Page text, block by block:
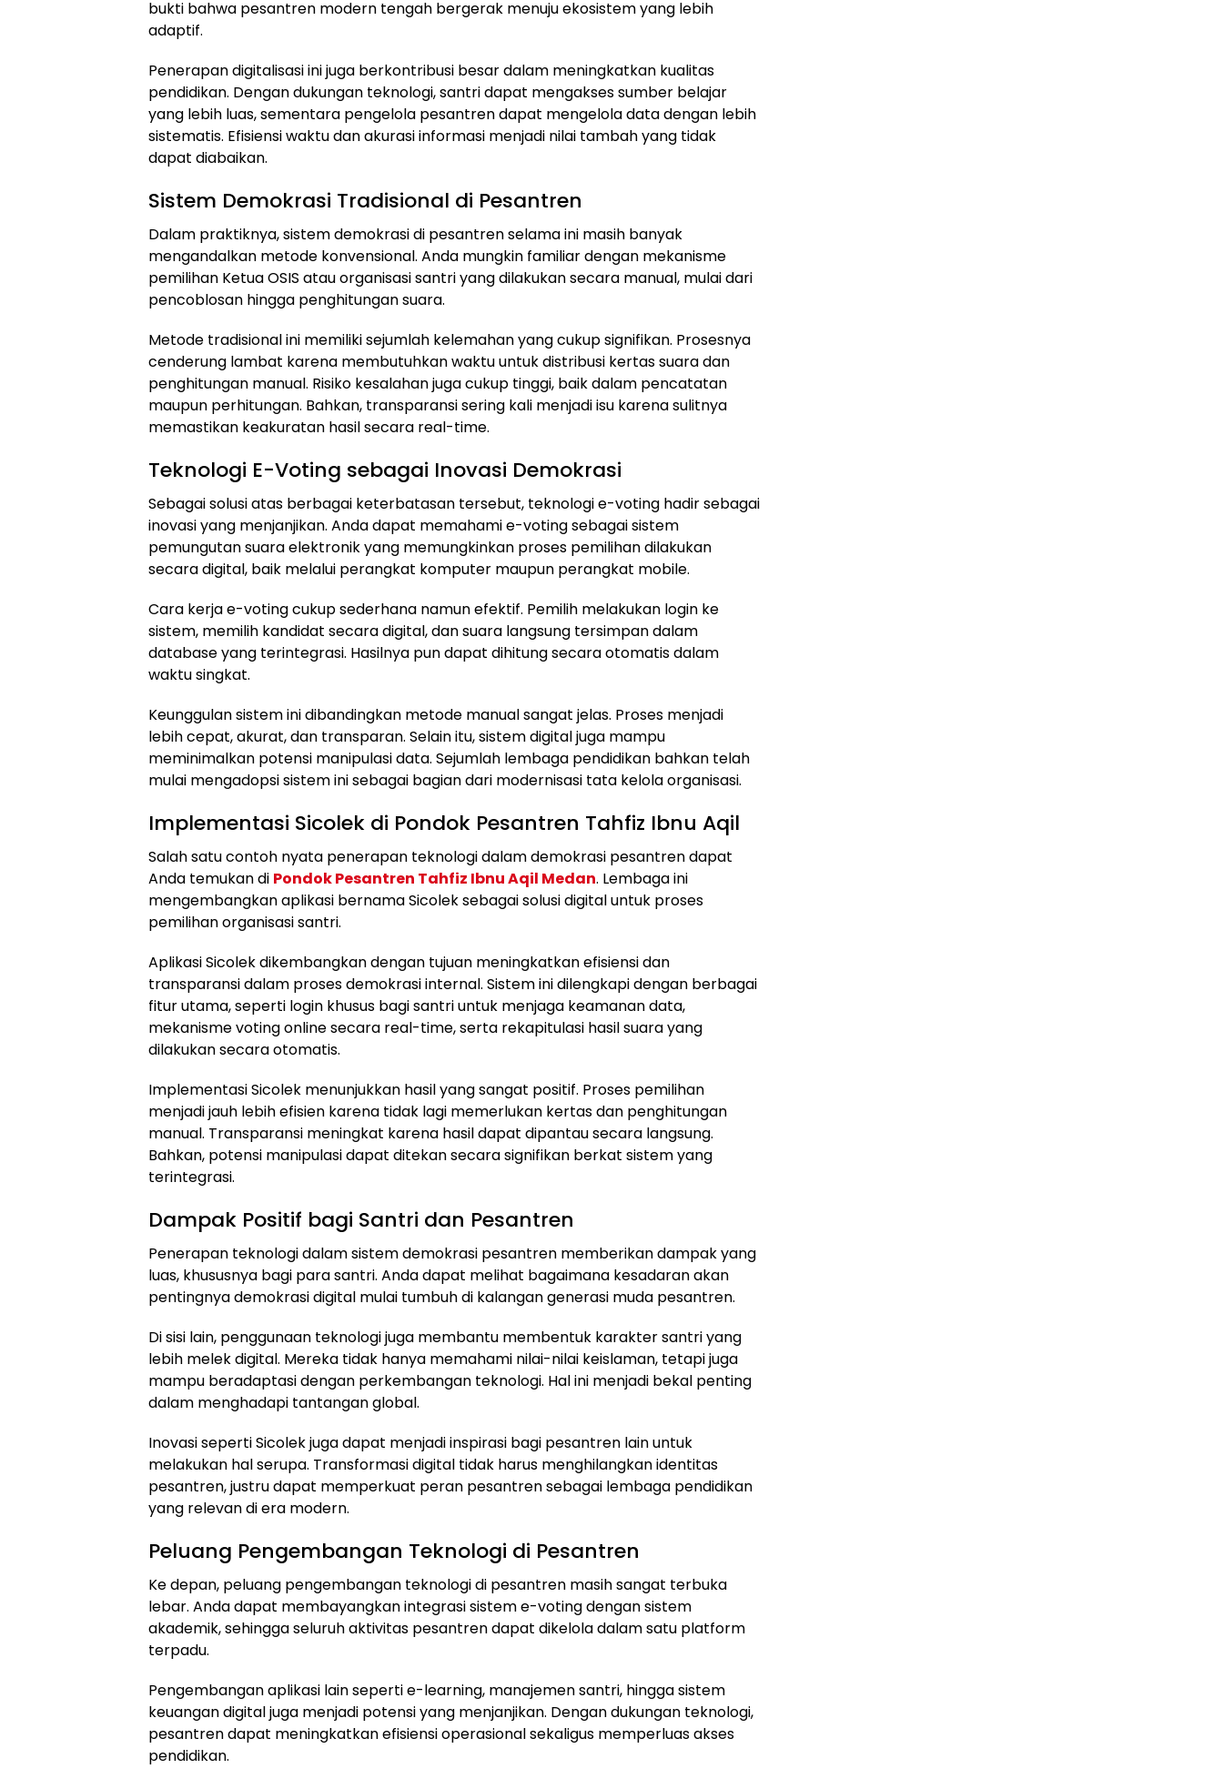
bukti bahwa pesantren modern tengah bergerak menuju ekosistem yang lebih
adaptif.
Penerapan digitalisasi ini juga berkontribusi besar dalam meningkatkan kualitas
pendidikan. Dengan dukungan teknologi, santri dapat mengakses sumber belajar
yang lebih luas, sementara pengelola pesantren dapat mengelola data dengan lebih
sistematis. Efisiensi waktu dan akurasi informasi menjadi nilai tambah yang tidak
dapat diabaikan.
Sistem Demokrasi Tradisional di Pesantren
Dalam praktiknya, sistem demokrasi di pesantren selama ini masih banyak
mengandalkan metode konvensional. Anda mungkin familiar dengan mekanisme
pemilihan Ketua OSIS atau organisasi santri yang dilakukan secara manual, mulai dari
pencoblosan hingga penghitungan suara.
Metode tradisional ini memiliki sejumlah kelemahan yang cukup signifikan. Prosesnya
cenderung lambat karena membutuhkan waktu untuk distribusi kertas suara dan
penghitungan manual. Risiko kesalahan juga cukup tinggi, baik dalam pencatatan
maupun perhitungan. Bahkan, transparansi sering kali menjadi isu karena sulitnya
memastikan keakuratan hasil secara real-time.
Teknologi E-Voting sebagai Inovasi Demokrasi
Sebagai solusi atas berbagai keterbatasan tersebut, teknologi e-voting hadir sebagai
inovasi yang menjanjikan. Anda dapat memahami e-voting sebagai sistem
pemungutan suara elektronik yang memungkinkan proses pemilihan dilakukan
secara digital, baik melalui perangkat komputer maupun perangkat mobile.
Cara kerja e-voting cukup sederhana namun efektif. Pemilih melakukan login ke
sistem, memilih kandidat secara digital, dan suara langsung tersimpan dalam
database yang terintegrasi. Hasilnya pun dapat dihitung secara otomatis dalam
waktu singkat.
Keunggulan sistem ini dibandingkan metode manual sangat jelas. Proses menjadi
lebih cepat, akurat, dan transparan. Selain itu, sistem digital juga mampu
meminimalkan potensi manipulasi data. Sejumlah lembaga pendidikan bahkan telah
mulai mengadopsi sistem ini sebagai bagian dari modernisasi tata kelola organisasi.
Implementasi Sicolek di Pondok Pesantren Tahfiz Ibnu Aqil
Salah satu contoh nyata penerapan teknologi dalam demokrasi pesantren dapat
Anda temukan di Pondok Pesantren Tahfiz Ibnu Aqil Medan. Lembaga ini
mengembangkan aplikasi bernama Sicolek sebagai solusi digital untuk proses
pemilihan organisasi santri.
Aplikasi Sicolek dikembangkan dengan tujuan meningkatkan efisiensi dan
transparansi dalam proses demokrasi internal. Sistem ini dilengkapi dengan berbagai
fitur utama, seperti login khusus bagi santri untuk menjaga keamanan data,
mekanisme voting online secara real-time, serta rekapitulasi hasil suara yang
dilakukan secara otomatis.
Implementasi Sicolek menunjukkan hasil yang sangat positif. Proses pemilihan
menjadi jauh lebih efisien karena tidak lagi memerlukan kertas dan penghitungan
manual. Transparansi meningkat karena hasil dapat dipantau secara langsung.
Bahkan, potensi manipulasi dapat ditekan secara signifikan berkat sistem yang
terintegrasi.
Dampak Positif bagi Santri dan Pesantren
Penerapan teknologi dalam sistem demokrasi pesantren memberikan dampak yang
luas, khususnya bagi para santri. Anda dapat melihat bagaimana kesadaran akan
pentingnya demokrasi digital mulai tumbuh di kalangan generasi muda pesantren.
Di sisi lain, penggunaan teknologi juga membantu membentuk karakter santri yang
lebih melek digital. Mereka tidak hanya memahami nilai-nilai keislaman, tetapi juga
mampu beradaptasi dengan perkembangan teknologi. Hal ini menjadi bekal penting
dalam menghadapi tantangan global.
Inovasi seperti Sicolek juga dapat menjadi inspirasi bagi pesantren lain untuk
melakukan hal serupa. Transformasi digital tidak harus menghilangkan identitas
pesantren, justru dapat memperkuat peran pesantren sebagai lembaga pendidikan
yang relevan di era modern.
Peluang Pengembangan Teknologi di Pesantren
Ke depan, peluang pengembangan teknologi di pesantren masih sangat terbuka
lebar. Anda dapat membayangkan integrasi sistem e-voting dengan sistem
akademik, sehingga seluruh aktivitas pesantren dapat dikelola dalam satu platform
terpadu.
Pengembangan aplikasi lain seperti e-learning, manajemen santri, hingga sistem
keuangan digital juga menjadi potensi yang menjanjikan. Dengan dukungan teknologi,
pesantren dapat meningkatkan efisiensi operasional sekaligus memperluas akses
pendidikan.